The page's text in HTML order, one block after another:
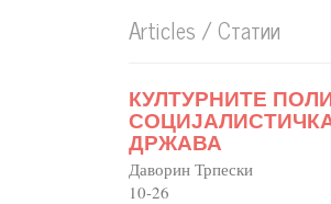
Articles / Статии
КУЛТУРНИТЕ
ДРЖАВА
Даворин Трпески
10-26